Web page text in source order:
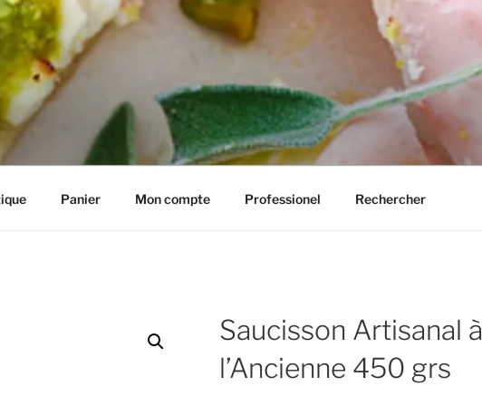
HENRIETTE
Panier Mon compte Professionel Rechercher
Saucisson Artisanal à
l’Ancienne 450 grs